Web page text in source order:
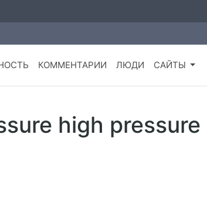
КОММЕНТАРИИ ЛЮДИ САЙТЫ
high pressure